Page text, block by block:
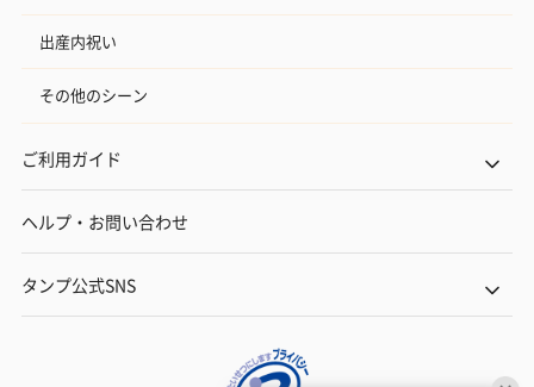
出産内祝い
その他のシーン
ご利用ガイド
ヘルプ・お問い合わせ
タンプ公式SNS